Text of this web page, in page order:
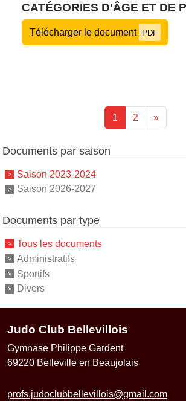
CATÉGORIES D'ÂGE ET DE
Télécharger le document PDF
1 2 »
Documents par saison
Saison 2023-2024
Saison 2026-2027
Documents par type
Tous les documents
Administratifs
Sportifs
Divers
Judo Club Bellevillois
Gymnase Philippe Gardent
69220 Belleville en Beaujolais
profs.judoclubbellevillois@gmail.com